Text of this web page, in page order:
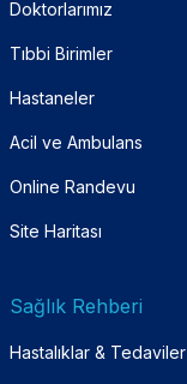
Doktorlarımız
Tıbbi Birimler
Hastaneler
Acil ve Ambulans
Online Randevu
Site Haritası
Sağlık Rehberi
Hastalıklar & Tedaviler